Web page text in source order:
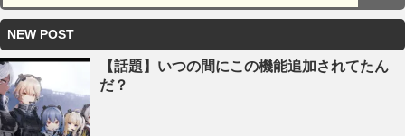
NEW POST
【話題】いつの間にこの機能追加されてたん
だ？